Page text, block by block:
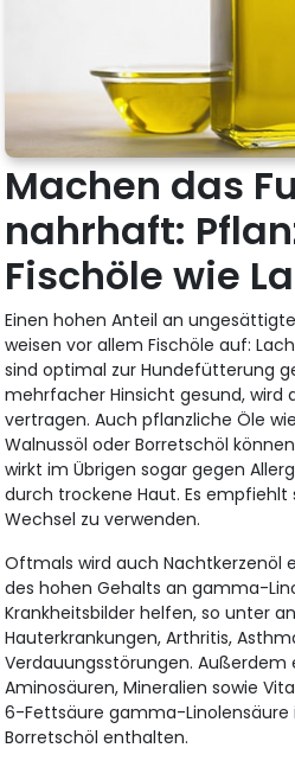
Machen das
nahrhaft:
Fischöle wie
Einen hohen Anteil an
weisen vor allem Fischöle auf:
sind optimal zur Hundefütterung
mehrfacher Hinsicht gesund, wird
vertragen. Auch pflanzliche Öle
Walnussöl oder Borretschöl
wirkt im Übrigen sogar gegen
durch trockene Haut. Es
Wechsel zu verwenden.
Oftmals wird auch Nachtkerzenöl
des hohen Gehalts an gamma-
Krankheitsbilder helfen, so unter
Hauterkrankungen, Arthritis,
Verdauungsstörungen.
Aminosäuren, Mineralien sowie
6-Fettsäure gamma-Linolensäure
Borretschöl enthalten.